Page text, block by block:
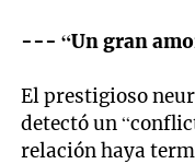
--- “Un gran
El prestigioso
detectó un
relación haya